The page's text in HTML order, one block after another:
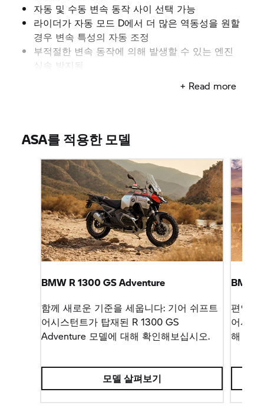
자동 및 수동 변속 동작 사이 선택 가능
라이더가 자동 모드 D에서 더 많은 역동성을 원할
경우 변속 특성의 자동 조정
부적절한 변속 동작에 의해 발생할 수 있는 엔진
실속 방지됨
+ Read more
ASA를 적용한 모델
BMW R 1300 GS Adventure
함께 새로운 기준을 세웁니다: 기어 쉬프트
어시스턴트가 탑재된 R 1300 GS
Adventure 모델에 대해 확인해보십시오.
모델 살펴보기
BMW
편안하
어시스
해 확